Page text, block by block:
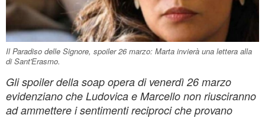
Il Paradiso delle Signore, spoiler 26 marzo: Marta invierà una lettera alla
di Sant'Erasmo.
Gli spoiler della soap opera di venerdì 26 marzo
evidenziano che Ludovica e Marcello non riusciranno
ad ammettere i sentimenti reciproci che provano